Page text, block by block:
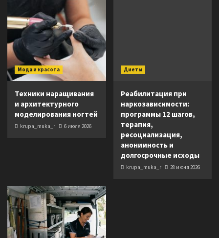
Мода и красота
Техники наращивания
и архитектурного
моделирования ногтей
krupa_muka_r 6 июля 2026
Диеты
Реабилитация при
наркозависимости:
программы 12 шагов,
терапия,
ресоциализация,
анонимность и
долгосрочные исходы
krupa_muka_r 28 июня 2026